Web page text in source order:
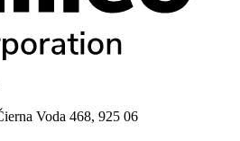
Voda 468, 925 06